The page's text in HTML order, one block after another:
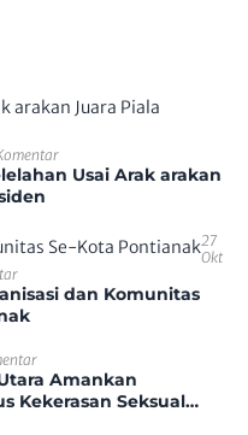
Usai Arak arakan
27
Okt
dan Komunitas
Amankan
Kekerasan Seksual